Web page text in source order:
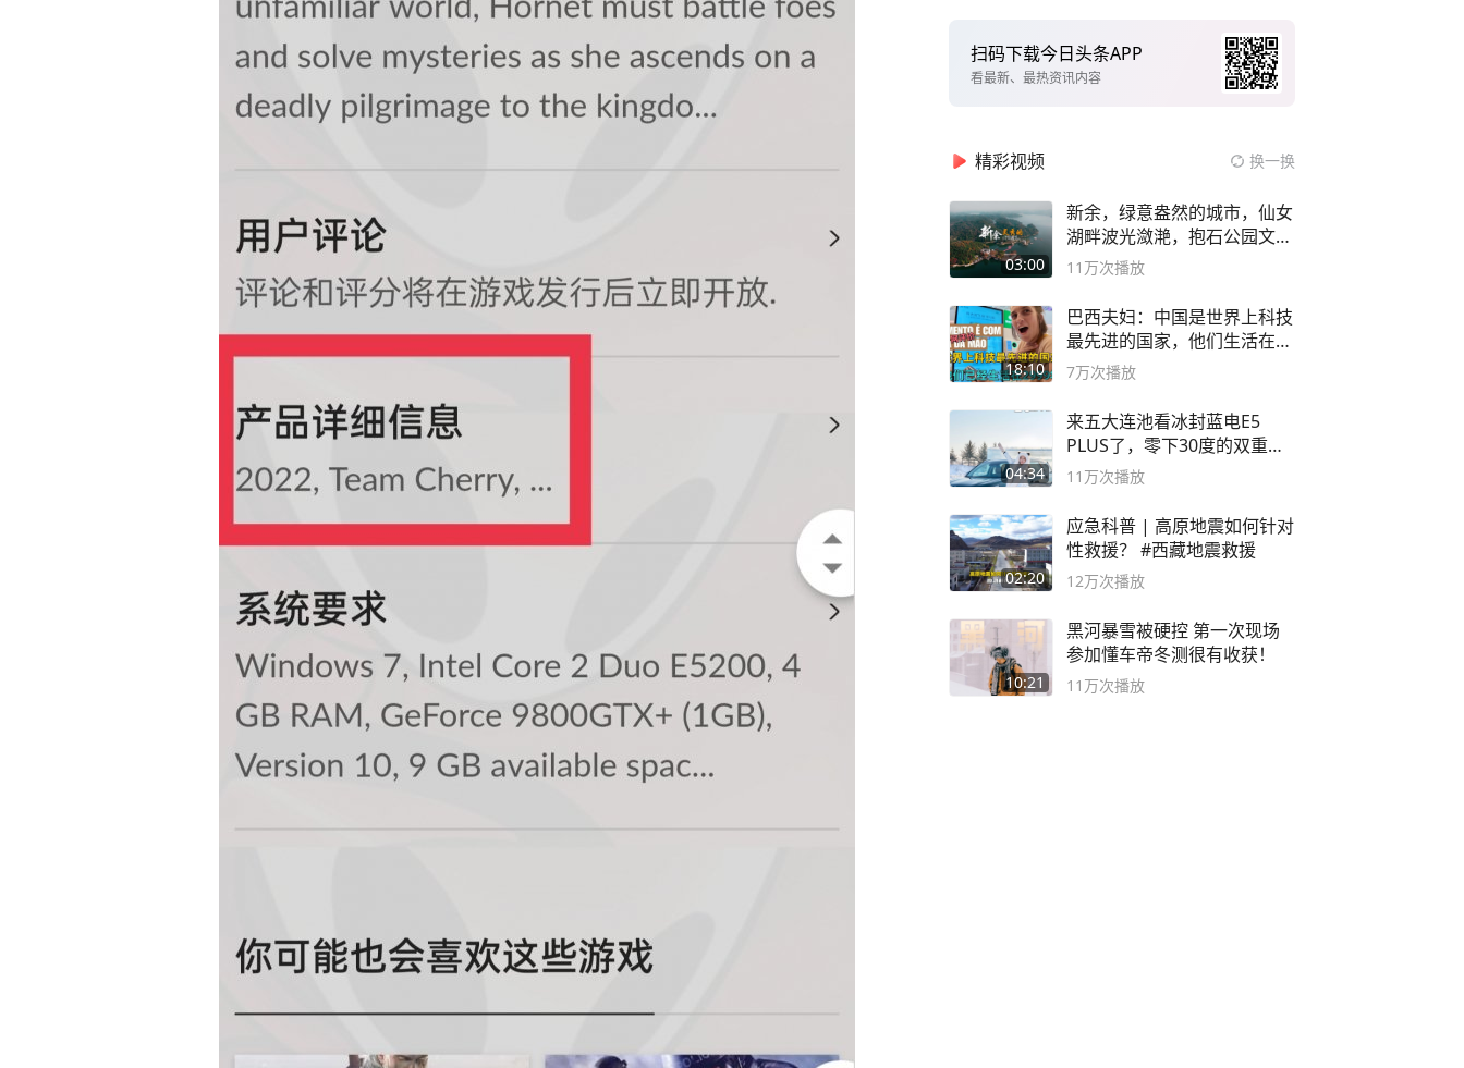
扫码下载今日头条APP
看最新、最热资讯内容
精彩视频 换一换
03:00
新余，绿意盎然的城市，仙女
湖畔波光潋滟，抱石公园文化
深邃……
11万次播放
18:10
巴西夫妇：中国是世界上科技
最先进的国家，他们生活在
2999年
7万次播放
04:34
来五大连池看冰封蓝电E5
PLUS了，零下30度的双重冰
封40小时全录
11万次播放
02:20
应急科普 | 高原地震如何针对
性救援？ #西藏地震救援
12万次播放
10:21
黑河暴雪被硬控 第一次现场
参加懂车帝冬测很有收获！
11万次播放